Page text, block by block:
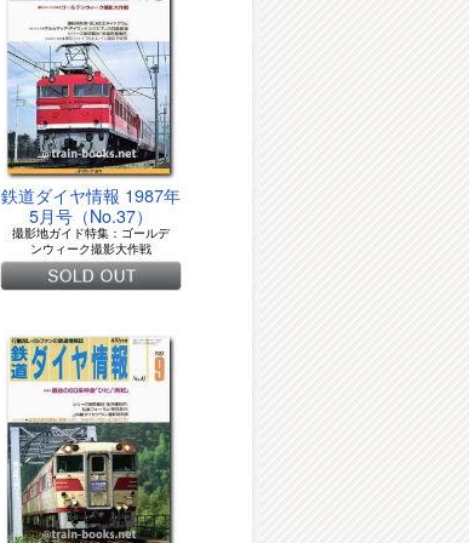
鉄道ダイヤ情報 1987年
5月号（No.37）
撮影地ガイド特集：ゴールデ
ンウィーク撮影大作戦